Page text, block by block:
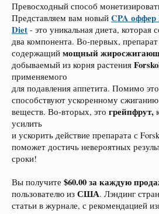
Превосходный способ
Представляем вам новый CPA оффер
Diet - это уникальная диета, которая
два компонента. Во-первых,
содержащий мощный
добываемый из корня растения
применяемого
для подавления аппетита. Помимо
способствуют ускоренному
веществ. Во-вторых, это грейпфрут,
усилить
и ускорить действие препарата с
поможет достичь невероятных
сроки!
Вы получите $60.00 за каждую
пользователю из США. Лэндинг
статьи в журнале, с рекомендацией